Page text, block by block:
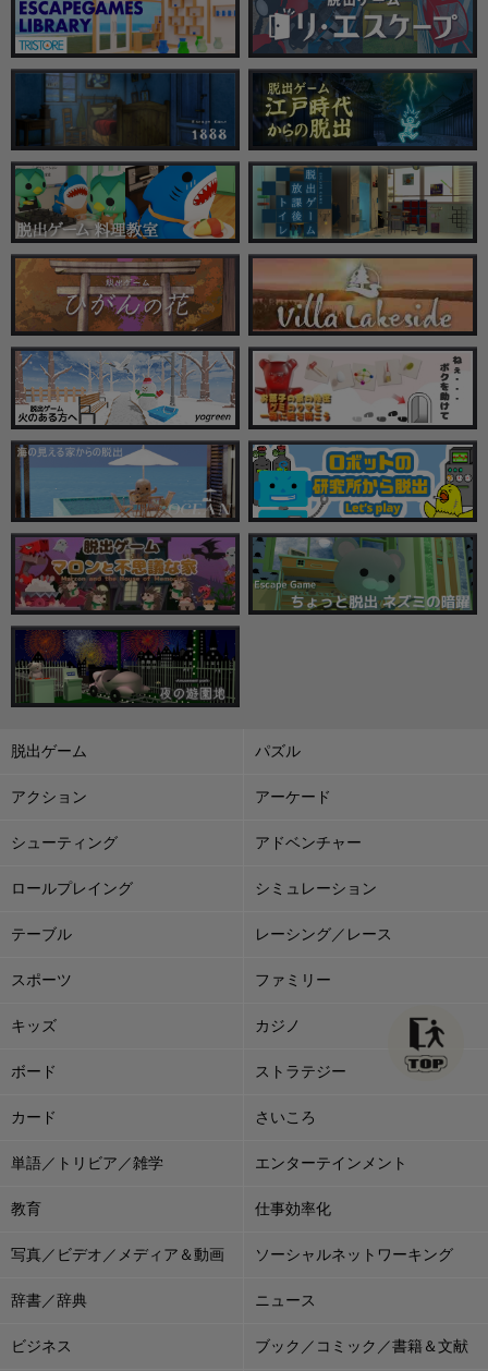
脱出ゲーム パズル
アクション アーケード
シューティング アドベンチャー
ロールプレイング シミュレーション
テーブル レーシング／レース
スポーツ ファミリー
キッズ カジノ
ボード ストラテジー
カード さいころ
単語／トリビア／雑学 エンターテインメント
教育 仕事効率化
写真／ビデオ／メディア＆動画 ソーシャルネットワーキング
辞書／辞典 ニュース
ビジネス ブック／コミック／書籍＆文献